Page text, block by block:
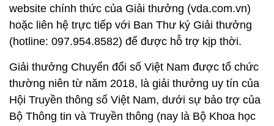
website chính thức của Giải thưởng (vda.com.vn)
hoặc liên hệ trực tiếp với Ban Thư ký Giải thưởng
(hotline: 097.954.8582) để được hỗ trợ kịp thời.
Giải thưởng Chuyển đổi số Việt Nam được tổ chức
thường niên từ năm 2018, là giải thưởng uy tín của
Hội Truyền thông số Việt Nam, dưới sự bảo trợ của
Bộ Thông tin và Truyền thông (nay là Bộ Khoa học